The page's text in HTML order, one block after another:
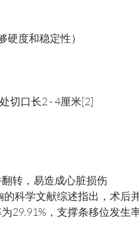
度和稳定性）
切口长2 - 4厘米[2]
转，易造成心脏损伤
科学文献综述指出，术后
29.91%，支撑条移位发生